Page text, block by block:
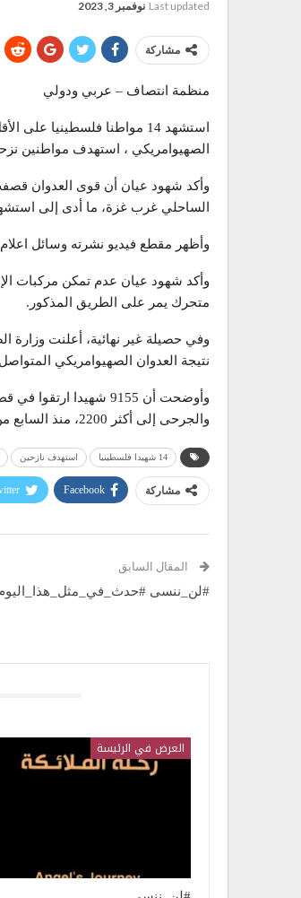
Last updated نوفمبر 3, 2023
مشاركة
منظمة انتصاف – عربي ودولي
استشهد 14 مواطنا فلسطينيا
الصهيوامريكي ، استهدف مواطنين
وأكد شهود عيان أن قوى العدوان
الساحلي غرب غزة، ما أدى إلى استشهاد 14 منهم على الأقل، وغالبيتهم من الأطفال
وأظهر مقطع فيديو نشرته وسائل
وأكد شهود عيان عدم تمكن مركبات
متحرك يمر على الطريق المذكور.
وفي حصيلة غير نهائية، أعلنت وزارة
نتيجة العدوان الصهيوامريكي المتواصل على قطاع غزة
والجرحى إلى أكثر 2200، منذ السابع من اكتوبر الماضي، وأكثر من 73% منهم من الأطفال والنساء.
14 شهيدا فلسطينيا استهدف نازحين
مشاركة Facebook
المقال السابق
#لن_ننسى
العرض في الرئيسة